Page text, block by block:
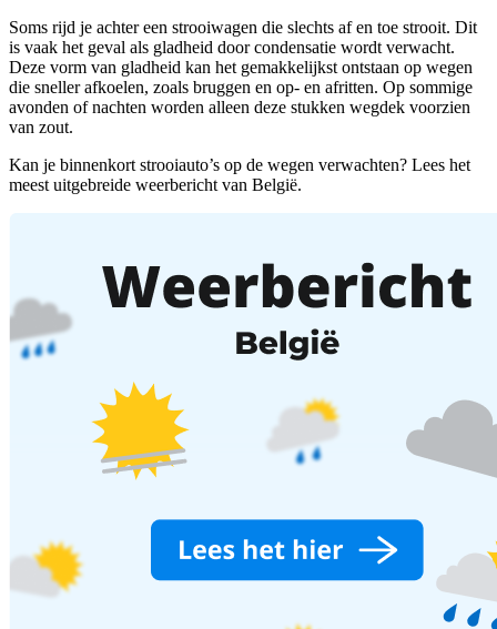
Soms rijd je achter een strooiwagen die slechts af en toe strooit. Dit
is vaak het geval als gladheid door condensatie wordt verwacht.
Deze vorm van gladheid kan het gemakkelijkst ontstaan op wegen
die sneller afkoelen, zoals bruggen en op- en afritten. Op sommige
avonden of nachten worden alleen deze stukken wegdek voorzien
van zout.
Kan je binnenkort strooiauto’s op de wegen verwachten? Lees het
meest uitgebreide weerbericht van België.